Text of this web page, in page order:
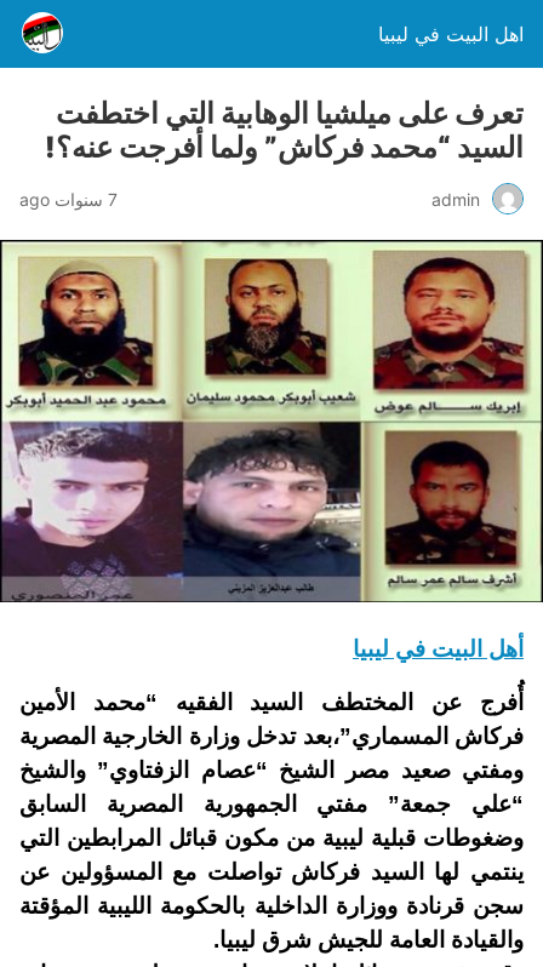
اهل البيت في ليبيا
تعرف على ميلشيا الوهابية التي اختطفت
السيد “محمد فركاش” ولما أفرجت عنه؟!
admin 7 سنوات ago
أهل البيت في ليبيا
أُفرج عن المختطف السيد الفقيه “محمد الأمين
فركاش المسماري”،بعد تدخل وزارة الخارجية المصرية
ومفتي صعيد مصر الشيخ “عصام الزفتاوي” والشيخ
“علي جمعة” مفتي الجمهورية المصرية السابق
وضغوطات قبلية ليبية من مكون قبائل المرابطين التي
ينتمي لها السيد فركاش تواصلت مع المسؤولين عن
سجن قرنادة ووزارة الداخلية بالحكومة الليبية المؤقتة
والقيادة العامة للجيش شرق ليبيا.